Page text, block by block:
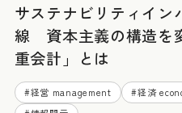
サステナビリティイン
線 資本主義の構造を
重会計」とは
#経営 management #経済